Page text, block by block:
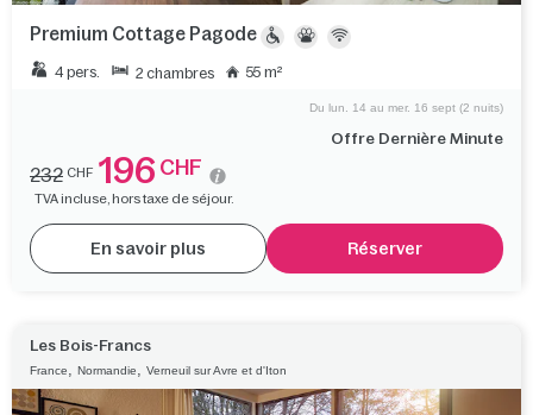
Premium Cottage Pagode
4 pers. 2 chambres 55 m²
Offre Dernière Minute
Du lun. 14 au mer. 16 sept (2 nuits)
232 CHF 196 CHF
TVA incluse, hors taxe de séjour.
En savoir plus Réserver
Les Bois-Francs
France, Normandie, Verneuil sur Avre et d'Iton